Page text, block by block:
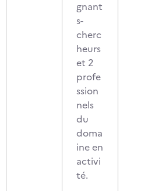
gnant
s-
cherc
heurs
et 2
profe
ssion
nels
du
doma
ine en
activi
té.